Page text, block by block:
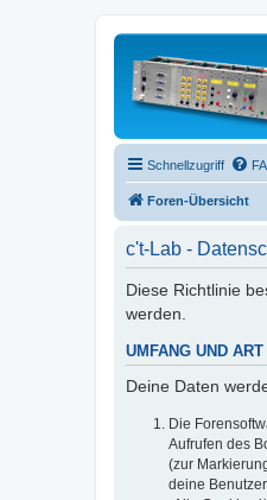
Schnellzugriff
Foren-Übersicht
c't-Lab -
Diese Richtlinie
werden.
UMFANG UND
Deine Daten
Die
Aufrufen des
(zur
deine